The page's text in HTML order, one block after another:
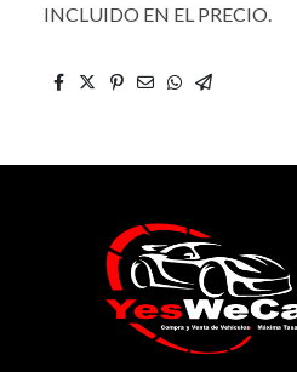
INCLUIDO EN EL PRECIO.